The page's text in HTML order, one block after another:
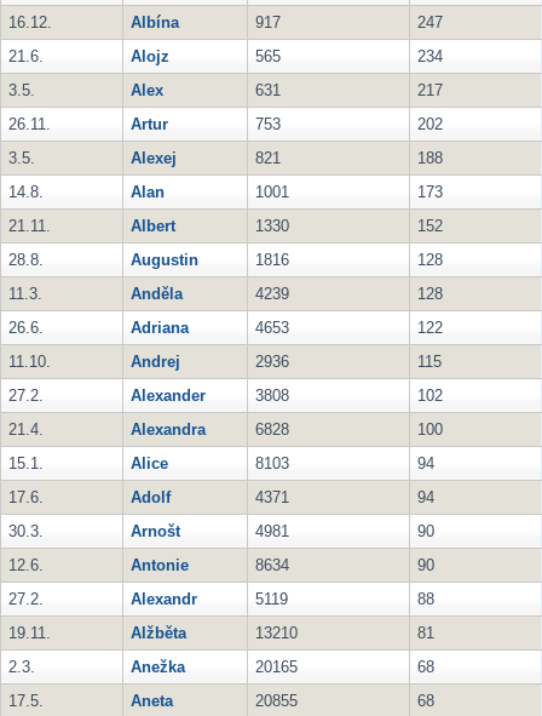
16.12.
Albína 917
247
21.6.
Alojz 565
234
3.5.
Alex 631
217
26.11.
Artur 753
202
3.5.
Alexej 821
188
14.8.
Alan 1001
173
21.11.
Albert 1330
152
28.8.
Augustin 1816
128
11.3.
Anděla 4239
128
26.6.
Adriana 4653
122
11.10.
Andrej 2936
115
27.2.
Alexander 3808
102
21.4.
Alexandra 6828
100
15.1.
Alice 8103
94
17.6.
Adolf 4371
94
30.3.
Arnošt 4981
90
12.6.
Antonie 8634
90
27.2.
Alexandr 5119
88
19.11.
Alžběta 13210
81
2.3.
Anežka 20165
68
17.5.
Aneta 20855
68